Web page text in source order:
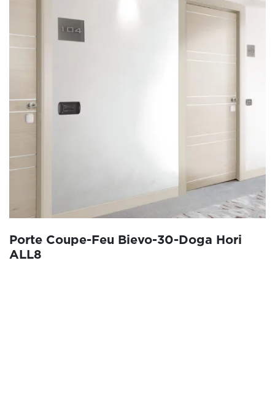
Porte Coupe-Feu Bievo-30-Doga Hori
ALL8